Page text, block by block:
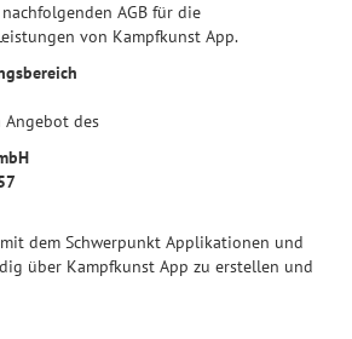
AGB für die
von Kampfkunst App.
des
dem Schwerpunkt Applikationen und
über Kampfkunst App zu erstellen und